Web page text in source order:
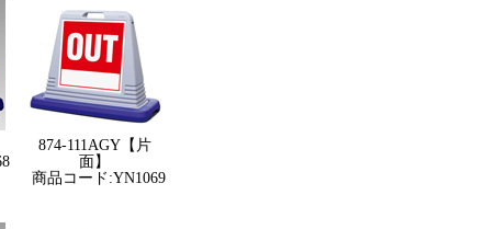
874-111AGY【片
面】
商品コード:YN1069